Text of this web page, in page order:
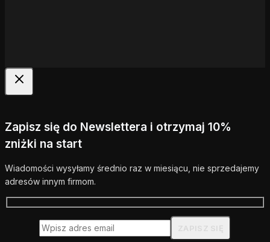
Zapisz się do Newslettera i otrzymaj 10%
zniżki na start
Wiadomości wysyłamy średnio raz w miesiącu, nie sprzedajemy
adresów innym firmom.